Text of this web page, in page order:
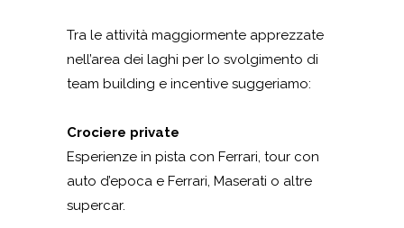
Tra le attività maggiormente apprezzate
nell’area dei laghi per lo svolgimento di
team building e incentive suggeriamo:
Crociere private
Esperienze in pista con Ferrari, tour con
auto d’epoca e Ferrari, Maserati o altre
supercar.